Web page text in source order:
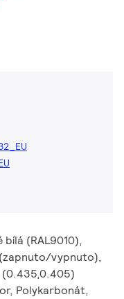
(RAL9010),
vypnuto),
(0.435,0.405)
Polykarbonát,